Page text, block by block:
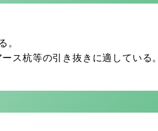
。
ス杭等の引き抜きに適している。